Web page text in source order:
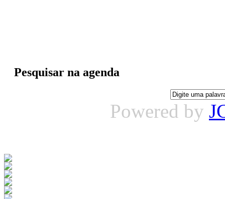
Pesquisar na agenda
Powered by